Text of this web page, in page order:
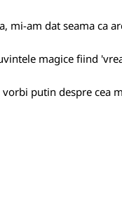
mi-am dat seama ca
magice fiind
putin despre cea